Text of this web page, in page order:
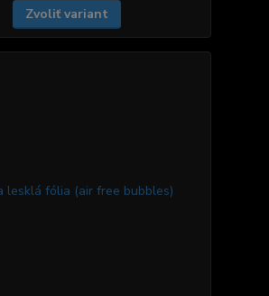
Zvoliť variant